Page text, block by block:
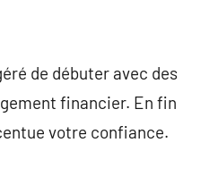
de débuter avec des
financier. En fin
votre confiance.